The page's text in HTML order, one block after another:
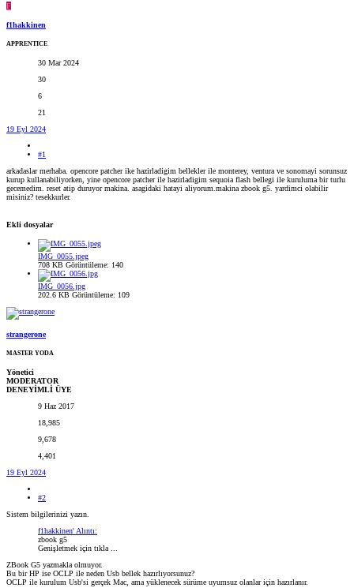
F
f1hakkinen
APPRENTICE
30 Mar 2024
30
6
21
19 Eyl 2024
#1
arkadaslar merhaba. opencore patcher ike hazirladigim bellekler ile monterey, ventura ve sonomayi sorunsuz
kurup kullanabiliyorken, yine opencore patcher ile hazirladigim sequoia flash bellegi ile kuruluma bir turlu
gecemedim. reset atip duruyor makina. asagidaki hatayi aliyorum.makina zbook g5. yardimci olabilir
misiniz? tesekkurler.
Ekli dosyalar
IMG_0055.jpeg
708 KB Görüntüleme: 140
IMG_0056.jpg
202.6 KB Görüntüleme: 109
strangerone
MASTER YODA
Yönetici
MODERATOR
DENEYİMLİ ÜYE
9 Haz 2017
18,985
9,678
4,401
19 Eyl 2024
#2
Sistem bilgilerinizi yazın.
f1hakkinen' Alıntı:
zbook g5
Genişletmek için tıkla ...
ZBook G5 yazmakla olmuyor.
Bu bir HP ise OCLP ile neden Usb bellek hazırlıyorsunuz?
OCLP ile kurulum Usb'si gerçek Mac, ama yüklenecek sürüme uyumsuz olanlar için hazırlanır.